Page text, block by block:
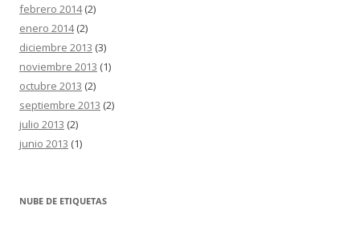
febrero 2014(2)
enero 2014(2)
diciembre 2013 (3)
noviembre 2013 (1)
octubre 2013 (2)
septiembre 2013 (2)
julio 2013 (2)
junio 2013 (1)
NUBE DE ETIQUETAS